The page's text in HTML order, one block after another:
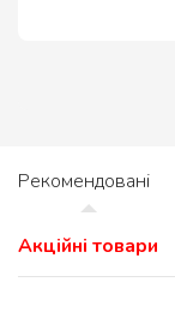
Рекомендовані
Акційні товари